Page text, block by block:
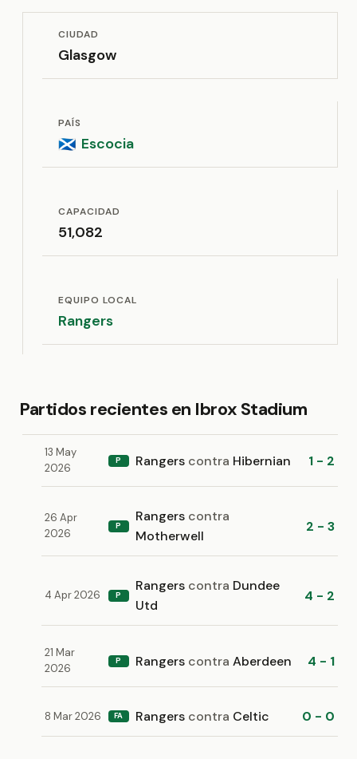
CIUDAD
Glasgow
PAÍS
🏴󠁧󠁢󠁳󠁣󠁴󠁿 Escocia
CAPACIDAD
51,082
EQUIPO LOCAL
Rangers
Partidos recientes en Ibrox Stadium
13 May
2026
P Rangers contra Hibernian 1 - 2
26 Apr
2026
P
Rangers contra
Motherwell
2 - 3
4 Apr 2026 P
Rangers contra Dundee
Utd
4 - 2
21 Mar
2026
P Rangers contra Aberdeen 4 - 1
8 Mar 2026 FA Rangers contra Celtic 0 - 0